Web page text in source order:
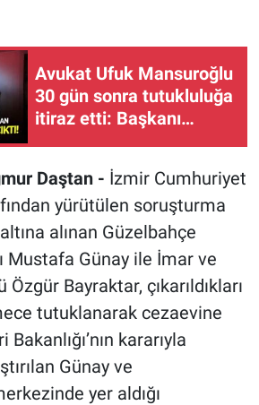
Avukat Ufuk Mansuroğlu
30 gün sonra tutukluluğa
itiraz etti: Başkanı
suçlamadan tutuklu
olduğu ortaya çıktı!
Daştan - İzmir Cumhuriyet
yürütülen soruşturma
alınan Güzelbahçe
Mustafa Günay ile İmar ve
Bayraktar, çıkarıldıkları
tutuklanarak cezaevine
kararıyla
Günay ve
yer aldığı